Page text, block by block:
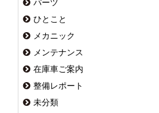
パーツ
ひとこと
メカニック
メンテナンス
在庫車ご案内
整備レポート
未分類